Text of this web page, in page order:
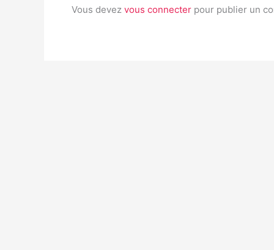
Vous devez vous connecter pour publier un